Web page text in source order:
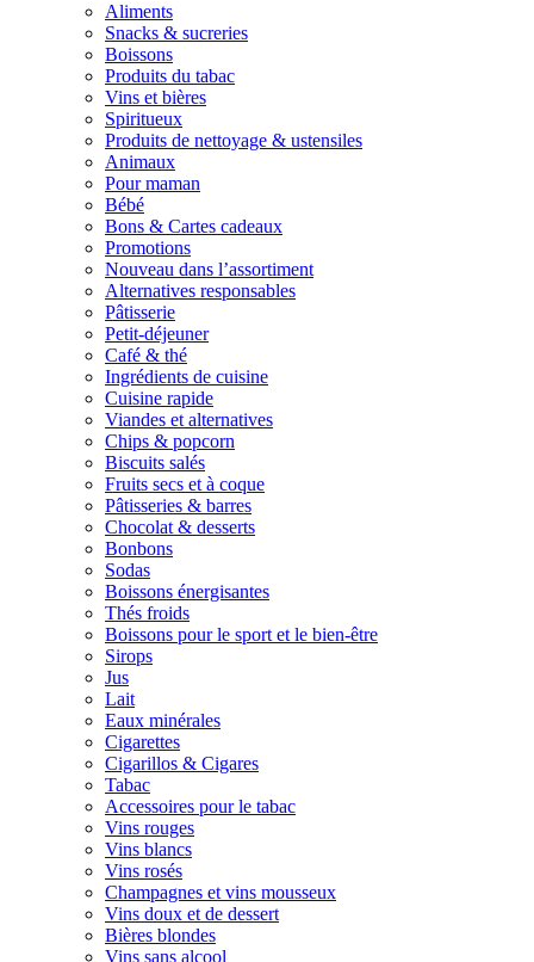
Aliments
Snacks & sucreries
Boissons
Produits du tabac
Vins et bières
Spiritueux
Produits de nettoyage & ustensiles
Animaux
Pour maman
Bébé
Bons & Cartes cadeaux
Promotions
Nouveau dans l’assortiment
Alternatives responsables
Pâtisserie
Petit-déjeuner
Café & thé
Ingrédients de cuisine
Cuisine rapide
Viandes et alternatives
Chips & popcorn
Biscuits salés
Fruits secs et à coque
Pâtisseries & barres
Chocolat & desserts
Bonbons
Sodas
Boissons énergisantes
Thés froids
Boissons pour le sport et le bien-être
Sirops
Jus
Lait
Eaux minérales
Cigarettes
Cigarillos & Cigares
Tabac
Accessoires pour le tabac
Vins rouges
Vins blancs
Vins rosés
Champagnes et vins mousseux
Vins doux et de dessert
Bières blondes
Vins sans alcool